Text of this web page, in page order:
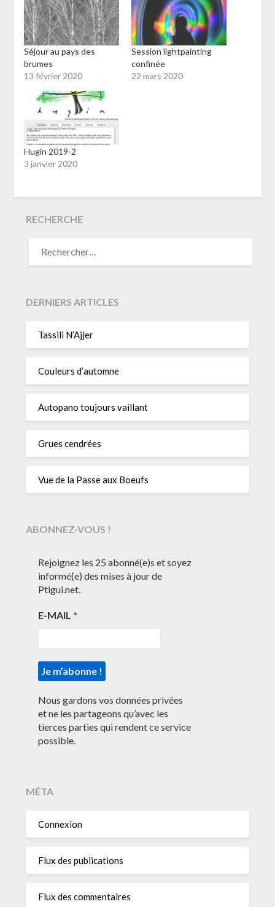
Séjour au pays des
brumes
13 février 2020
Session lightpainting
confinée
22 mars 2020
Hugin 2019-2
3 janvier 2020
RECHERCHE
DERNIERS ARTICLES
Tassili N’Ajjer
Couleurs d’automne
Autopano toujours vaillant
Grues cendrées
Vue de la Passe aux Boeufs
ABONNEZ-VOUS !
Rejoignez les 25 abonné(e)s et soyez
informé(e) des mises à jour de
Ptigui.net.
E-MAIL *
Nous gardons vos données privées
et ne les partageons qu’avec les
tierces parties qui rendent ce service
possible.
MÉTA
Connexion
Flux des publications
Flux des commentaires